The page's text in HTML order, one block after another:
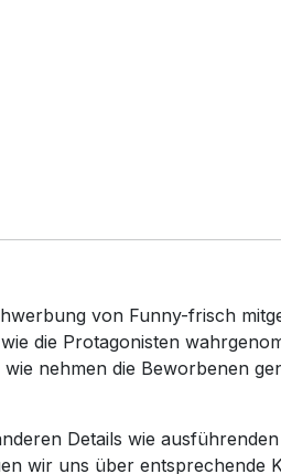
von Funny-frisch
die Protagonisten
nehmen die Beworbenen
Details wie
wir uns über entsprechende